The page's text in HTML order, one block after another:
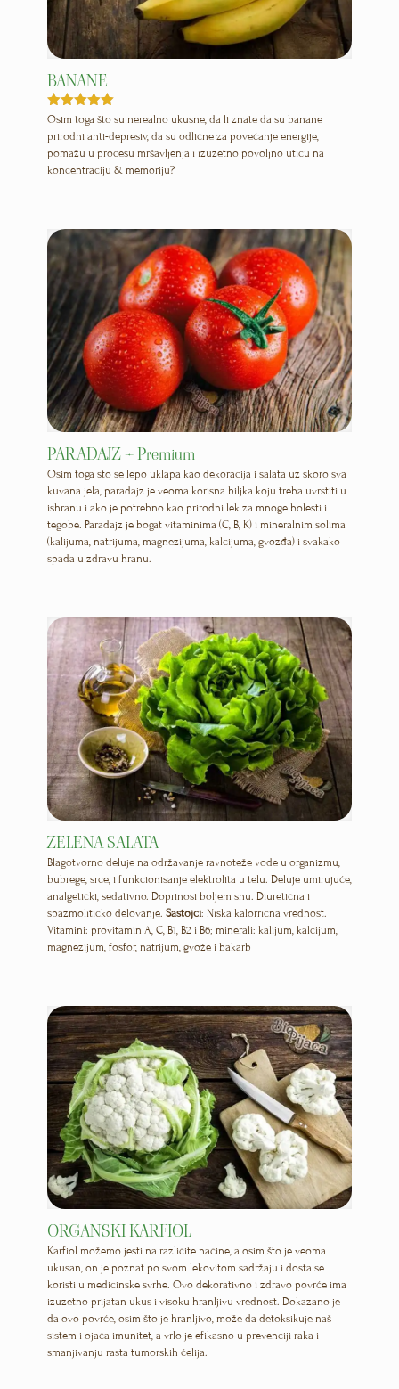
BANANE
Ocenjeno
od 5
Osim toga što su nerealno ukusne, da li znate da su banane
prirodni anti-depresiv, da su odlične za povećanje energije,
pomažu u procesu mršavljenja i izuzetno povoljno utiču na
koncentraciju & memoriju?
PARADAJZ – Premium
Osim toga sto se lepo uklapa kao dekoracija i salata uz skoro sva
kuvana jela, paradajz je veoma korisna biljka koju treba uvrstiti u
ishranu i ako je potrebno kao prirodni lek za mnoge bolesti i
tegobe. Paradajz je bogat vitaminima (C, B, K) i mineralnim solima
(kalijuma, natrijuma, magnezijuma, kalcijuma, gvozđa) i svakako
spada u zdravu hranu.
ZELENA SALATA
Blagotvorno deluje na održavanje ravnoteže vode u organizmu,
bubrege, srce, i funkcionisanje elektrolita u telu. Deluje umirujuće,
analgetički, sedativno. Doprinosi boljem snu. Diuretična i
spazmolitičko delovanje. Sastojci: Niska kalorrična vrednost.
Vitamini: provitamin A, C, B1, B2 i B6; minerali: kalijum, kalcijum,
magnezijum, fosfor, natrijum, gvože i bakarb
ORGANSKI KARFIOL
Karfiol možemo jesti na različite načine, a osim što je veoma
ukusan, on je poznat po svom lekovitom sadržaju i dosta se
koristi u medicinske svrhe. Ovo dekorativno i zdravo povrće ima
izuzetno prijatan ukus i visoku hranljivu vrednost. Dokazano je
da ovo povrće, osim što je hranljivo, može da detoksikuje naš
sistem i ojača imunitet, a vrlo je efikasno u prevenciji raka i
smanjivanju rasta tumorskih ćelija.